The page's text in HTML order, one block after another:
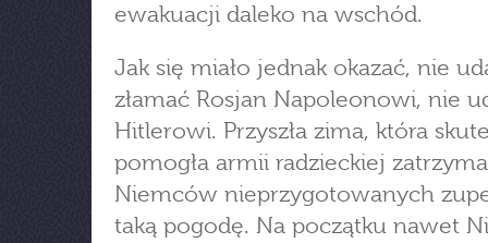
ewakuacji daleko na wschód.
Jak się miało jednak okazać, nie
złamać Rosjan Napoleonowi, nie
Hitlerowi. Przyszła zima, która
pomogła armii radzieckiej
Niemców nieprzygotowanych
taką pogodę. Na początku nawet